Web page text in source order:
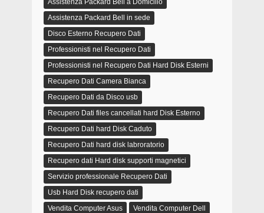
Assistenza Packard Bell a Domicilio
Assistenza Packard Bell in sede
Disco Esterno Recupero Dati
Professionisti nel Recupero Dati
Professionisti nel Recupero Dati Hard Disk Esterni
Recupero Dati Camera Bianca
Recupero Dati da Disco usb
Recupero Dati files cancellati hard Disk Esterno
Recupero Dati hard Disk Caduto
Recupero Dati hard disk labroratorio
Recupero dati Hard disk supporti magnetici
Servizio professionale Recupero Dati
Usb Hard Disk recupero dati
Vendita Computer Asus
Vendita Computer Dell